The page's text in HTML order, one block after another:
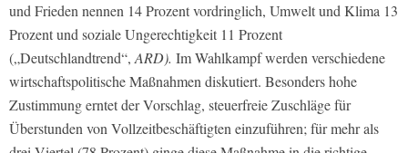
und Frieden nennen 14 Prozent vordringlich, Umwelt und Klima 13
Prozent und soziale Ungerechtigkeit 11 Prozent
(„Deutschlandtrend“, ARD). Im Wahlkampf werden verschiedene
wirtschaftspolitische Maßnahmen diskutiert. Besonders hohe
Zustimmung erntet der Vorschlag, steuerfreie Zuschläge für
Überstunden von Vollzeitbeschäftigten einzuführen; für mehr als